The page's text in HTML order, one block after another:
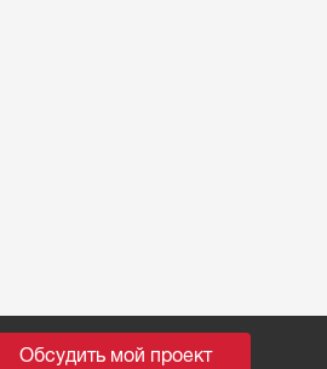
Обсудить мой проект